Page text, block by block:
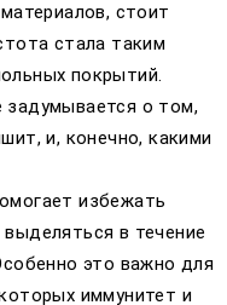
стоит
стала таким
покрытий.
задумывается о том,
и, конечно, какими
избежать
в течение
это важно для
иммунитет и